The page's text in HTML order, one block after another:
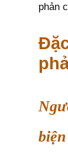
phản